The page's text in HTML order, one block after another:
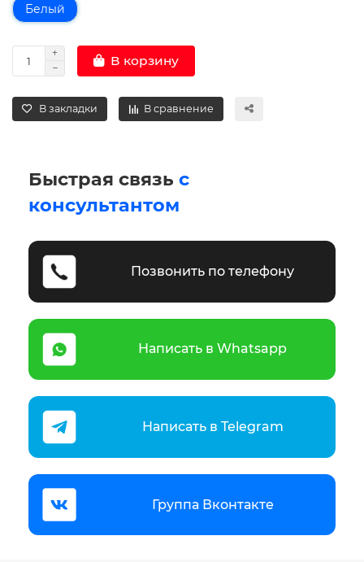
Белый
В корзину
В закладки В сравнение
Быстрая связь с
консультантом
Позвонить по телефону
Написать в Whatsapp
Написать в Telegram
Группа Вконтакте